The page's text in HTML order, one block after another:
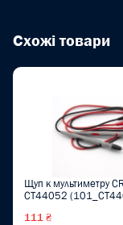
Схожі товари
Щуп к мультиметру
CT44052
111 ₴